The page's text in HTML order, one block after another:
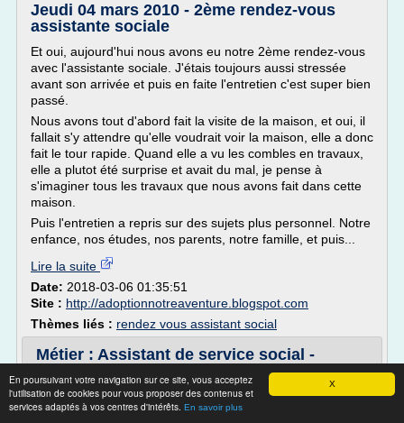
X
En poursuivant votre navigation sur ce site, vous acceptez
l'utilisation de cookies pour vous proposer des contenus et
services adaptés à vos centres d'intérêts. En savoir plus
Jeudi 04 mars 2010 - 2ème rendez-vous
assistante sociale
Et oui, aujourd'hui nous avons eu notre 2ème rendez-vous
avec l'assistante sociale. J'étais toujours aussi stressée
avant son arrivée et puis en faite l'entretien c'est super bien
passé.
Nous avons tout d'abord fait la visite de la maison, et oui, il
fallait s'y attendre qu'elle voudrait voir la maison, elle a donc
fait le tour rapide. Quand elle a vu les combles en travaux,
elle a plutot été surprise et avait du mal, je pense à
s'imaginer tous les travaux que nous avons fait dans cette
maison.
Puis l'entretien a repris sur des sujets plus personnel. Notre
enfance, nos études, nos parents, notre famille, et puis...
Lire la suite
Date: 2018-03-06 01:35:51
Site : http://adoptionnotreaventure.blogspot.com
Thèmes liés : rendez vous assistant social
Métier : Assistant de service social -
Une aide sociale polyvalente ou spécialisée
Les assistants de service social sont polyvalents ou